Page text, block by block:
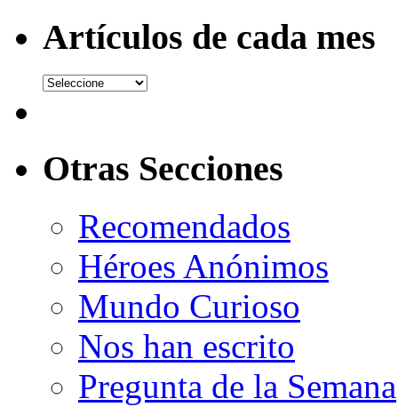
Artículos de cada mes
Otras Secciones
Recomendados
Héroes Anónimos
Mundo Curioso
Nos han escrito
Pregunta de la Semana